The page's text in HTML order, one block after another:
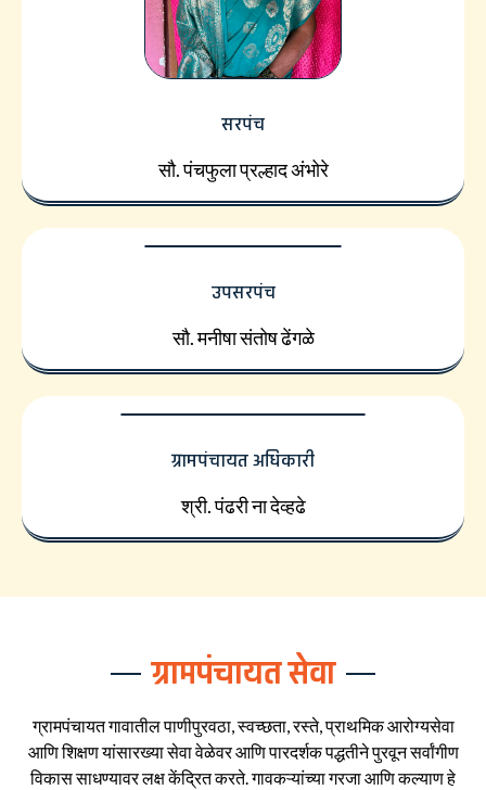
सरपंच
सौ. पंचफुला प्रल्हाद अंभोरे
उपसरपंच
सौ. मनीषा संतोष ढेंगळे
ग्रामपंचायत अधिकारी
श्री. पंढरी ना देव्हढे
ग्रामपंचायत सेवा
ग्रामपंचायत गावातील पाणीपुरवठा, स्वच्छता, रस्ते, प्राथमिक आरोग्यसेवा
आणि शिक्षण यांसारख्या सेवा वेळेवर आणि पारदर्शक पद्धतीने पुरवून सर्वांगीण
विकास साधण्यावर लक्ष केंद्रित करते. गावकऱ्यांच्या गरजा आणि कल्याण हे